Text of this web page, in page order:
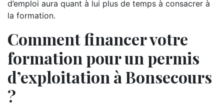
d’emploi aura quant à lui plus de temps à consacrer à
la formation.
Comment financer votre
formation pour un permis
d’exploitation à Bonsecours
?